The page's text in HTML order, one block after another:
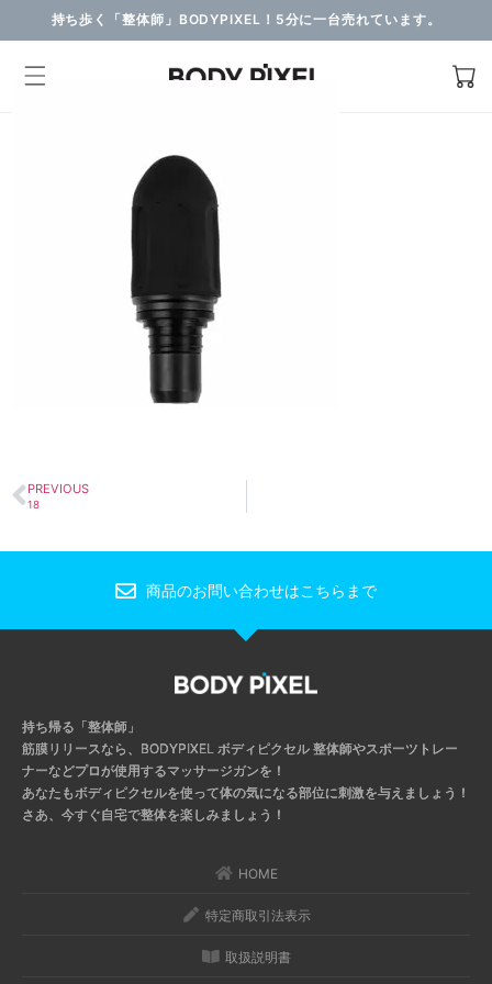
持ち歩く「整体師」BODYPIXEL！5分に一台売れています。
PREVIOUS
18
商品のお問い合わせはこちらまで
持ち帰る「整体師」
筋膜リリースなら、BODYPIXEL ボディピクセル 整体師やスポーツトレー
ナーなどプロが使用するマッサージガンを！
あなたもボディピクセルを使って体の気になる部位に刺激を与えましょう！
さあ、今すぐ自宅で整体を楽しみましょう！
HOME
特定商取引法表示
取扱説明書